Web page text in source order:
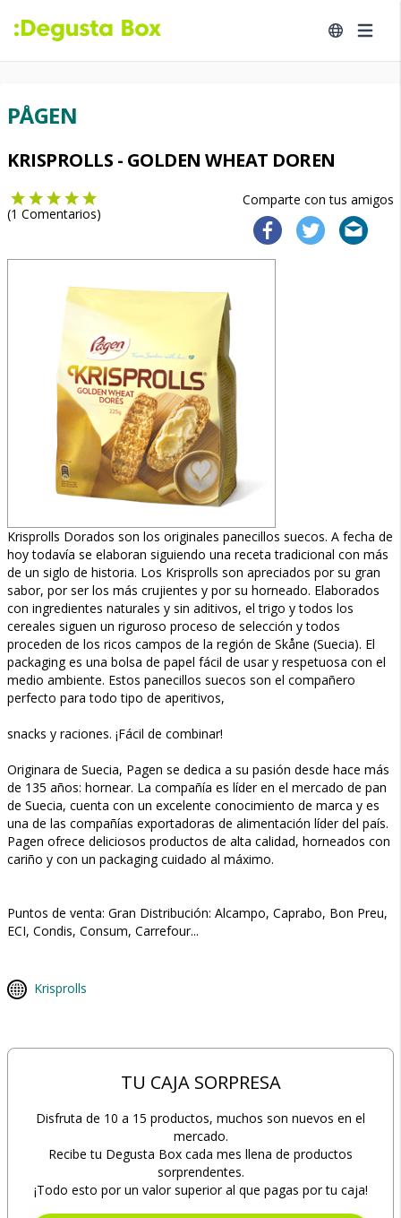
PÅGEN
KRISPROLLS - GOLDEN WHEAT DOREN
Comparte con tus amigos
(1 Comentarios)
Krisprolls Dorados son los originales panecillos suecos. A fecha de
hoy todavía se elaboran siguiendo una receta tradicional con más
de un siglo de historia. Los Krisprolls son apreciados por su gran
sabor, por ser los más crujientes y por su horneado. Elaborados
con ingredientes naturales y sin aditivos, el trigo y todos los
cereales siguen un riguroso proceso de selección y todos
proceden de los ricos campos de la región de Skåne (Suecia). El
packaging es una bolsa de papel fácil de usar y respetuosa con el
medio ambiente. Estos panecillos suecos son el compañero
perfecto para todo tipo de aperitivos,
snacks y raciones. ¡Fácil de combinar!
Originara de Suecia, Pagen se dedica a su pasión desde hace más
de 135 años: hornear. La compañía es líder en el mercado de pan
de Suecia, cuenta con un excelente conocimiento de marca y es
una de las compañías exportadoras de alimentación líder del país.
Pagen ofrece deliciosos productos de alta calidad, horneados con
cariño y con un packaging cuidado al máximo.
Puntos de venta: Gran Distribución: Alcampo, Caprabo, Bon Preu,
ECI, Condis, Consum, Carrefour...
Krisprolls
TU CAJA SORPRESA
Disfruta de 10 a 15 productos, muchos son nuevos en el
mercado.
Recibe tu Degusta Box cada mes llena de productos
sorprendentes.
¡Todo esto por un valor superior al que pagas por tu caja!